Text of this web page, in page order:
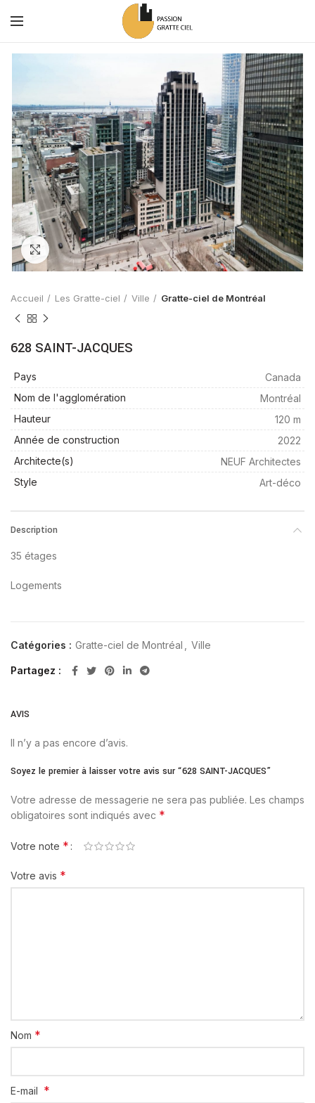
Zoom
Accueil Les Gratte-ciel Ville Gratte-ciel de Montréal
628 SAINT-JACQUES
Pays
Canada
Nom de l'agglomération
Montréal
Hauteur
120 m
Année de construction
2022
Architecte(s)
NEUF Architectes
Style
Art-déco
Description
35 étages
Logements
Catégories : Gratte-ciel de Montréal Ville
Partagez
AVIS
Il n’y a pas encore d’avis.
Soyez le premier à laisser votre avis sur “628 SAINT-JACQUES”
Votre adresse de messagerie ne sera pas publiée. Les champs
obligatoires sont indiqués avec *
Votre note *
Votre avis *
Nom *
E-mail *